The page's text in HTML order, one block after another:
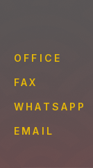
OFFICE
FAX
WHATSAPP
EMAIL